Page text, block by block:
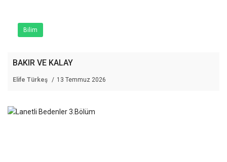
Bilim
BAKIR VE KALAY
Elife Türkeş 13 Temmuz 2026